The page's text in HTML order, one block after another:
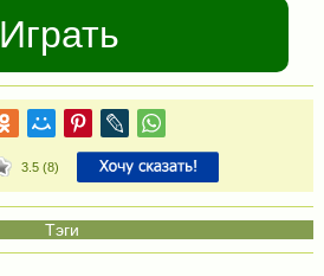
Играть
3.5(8)